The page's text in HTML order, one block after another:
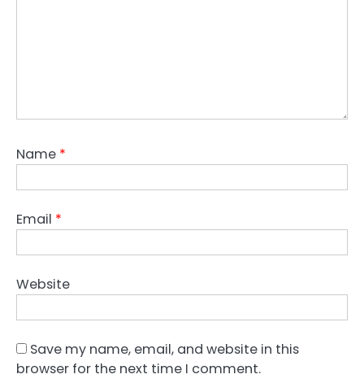
Name *
Email *
Website
Save my name, email, and website in this
browser for the next time I comment.